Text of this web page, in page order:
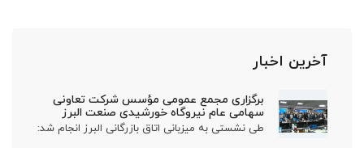
آخرین اخبار
برگزاری مجمع عمومی مؤسس شرکت تعاونی
سهامی عام نیروگاه خورشیدی صنعت البرز
طی نشستی به میزبانی اتاق بازرگانی البرز انجام شد: